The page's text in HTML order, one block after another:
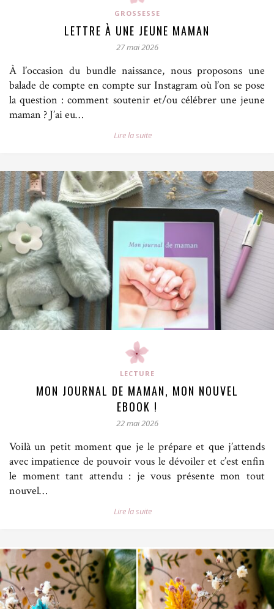
GROSSESSE
LETTRE À UNE JEUNE MAMAN
27 mai 2026
À l’occasion du bundle naissance, nous proposons une
balade de compte en compte sur Instagram où l’on se pose
la question : comment soutenir et/ou célébrer une jeune
maman ? J’ai eu…
Lire la suite
LECTURE
MON JOURNAL DE MAMAN, MON NOUVEL
EBOOK !
22 mai 2026
Voilà un petit moment que je le prépare et que j’attends
avec impatience de pouvoir vous le dévoiler et c’est enfin
le moment tant attendu : je vous présente mon tout
nouvel…
Lire la suite